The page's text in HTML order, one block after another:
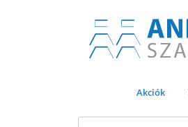
Akciók